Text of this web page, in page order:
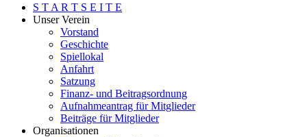
S T A R T S E I T E
Unser Verein
Vorstand
Geschichte
Spiellokal
Anfahrt
Satzung
Finanz- und Beitragsordnung
Aufnahmeantrag für Mitglieder
Beiträge für Mitglieder
Organisationen